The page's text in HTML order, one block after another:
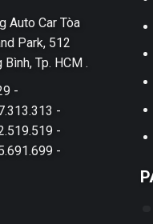
Auto Car Tòa
Park, 512
Bình, Tp. HCM .
-
-
-
-